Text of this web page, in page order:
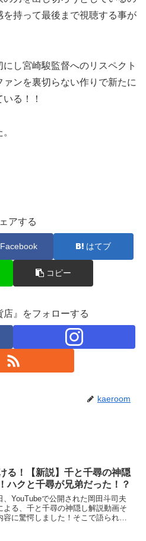
持って最後まで視聴する事が
し宮崎駿監督へのリスペクト
ンを裏切らない作りで新たに
る！！
アする
Facebook はてブ
コピー
店』をフォローする
kaeroom
る！【新説】千と千尋の神隠
ハクと千尋が兄弟だった！？
、YouTubeで公開された岡田斗司夫
よる、千と千尋の神隠し解説動画そ
容に驚愕しました！そこで語られた